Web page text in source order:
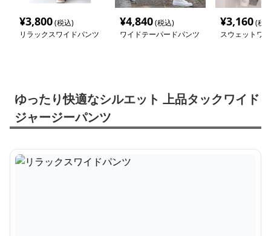
¥3,800(税込)
リラックスワイドパンツ
¥4,840(税込)
ワイドテーパードパンツ
¥3,160(税
スウェットワ
ゆったり快適なシルエット 上品タックワイド
ジャージーパンツ